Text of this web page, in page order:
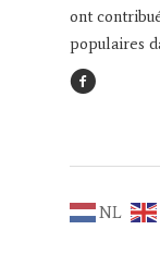
ont
populaires
NL